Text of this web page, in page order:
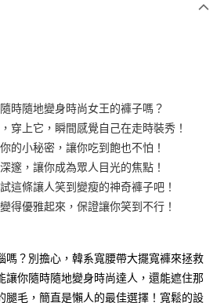
台灣大哥大用戶可立即使用無須另外申請。
期」，訂單成立後會自動跳轉到大哥付的交易
擇欲分期的期數、繳款截止日，確認付款後即完
費用金額請依後續交易確認頁面所載為準。
】
商品之後才付款」的支付方式。 讓您購物簡單
時隨地變身時尚女王的褲子嗎？
穿上它，瞬間感覺自己在走時裝秀！
的小秘密，讓你吃到飽也不怕！
邃，讓你成為眾人目光的焦點！
這條讓人笑到變瘦的神奇褲子吧！
得優雅起來，保證讓你笑到不行！
嗎？別擔心，韓系寬腰帶大擺寬褲來拯救
讓你隨時隨地變身時尚達人，還能遮住那
腿毛，簡直是懶人的最佳選擇！寬鬆的設